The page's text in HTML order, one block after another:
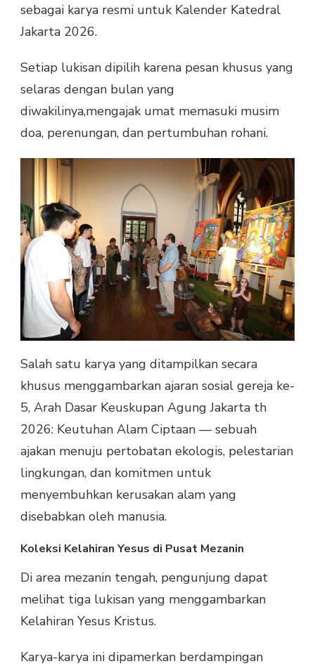
sebagai karya resmi untuk Kalender Katedral
Jakarta 2026.
Setiap lukisan dipilih karena pesan khusus yang
selaras dengan bulan yang
diwakilinya,mengajak umat memasuki musim
doa, perenungan, dan pertumbuhan rohani.
Salah satu karya yang ditampilkan secara
khusus menggambarkan ajaran sosial gereja ke-
5, Arah Dasar Keuskupan Agung Jakarta th
2026: Keutuhan Alam Ciptaan — sebuah
ajakan menuju pertobatan ekologis, pelestarian
lingkungan, dan komitmen untuk
menyembuhkan kerusakan alam yang
disebabkan oleh manusia.
Koleksi Kelahiran Yesus di Pusat Mezanin
Di area mezanin tengah, pengunjung dapat
melihat tiga lukisan yang menggambarkan
Kelahiran Yesus Kristus.
Karya-karya ini dipamerkan berdampingan